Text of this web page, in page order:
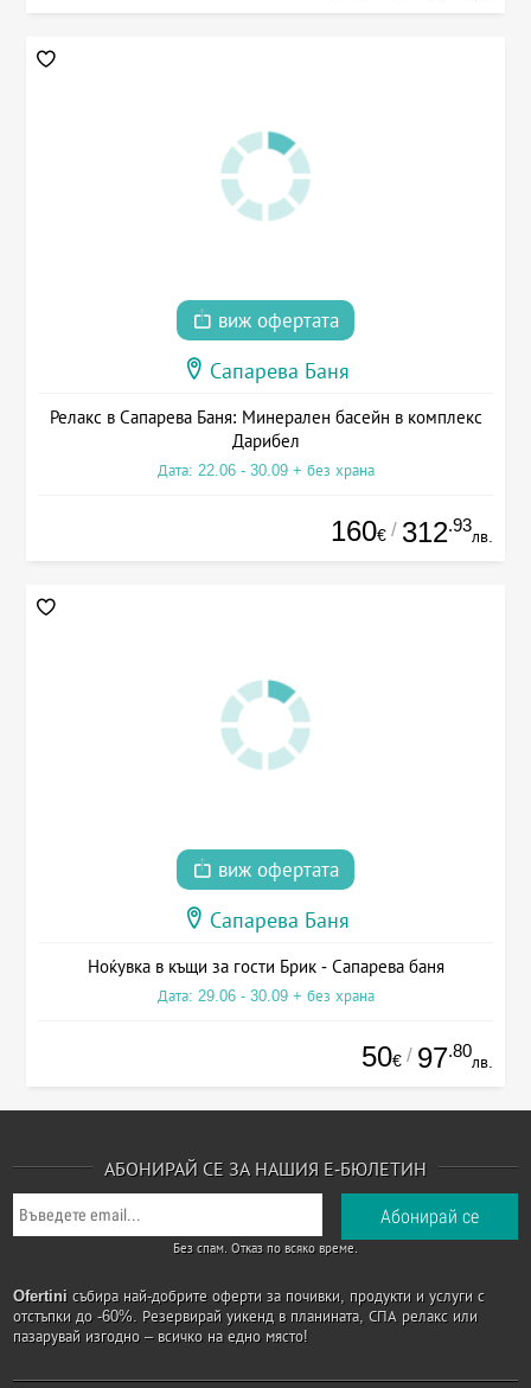
виж офертата
Сапарева Баня
Релакс в Сапарева Баня: Минерален басейн в комплекс
Дарибел
Дата: 22.06 - 30.09 + без храна
160€ / 312.93
лв.
виж офертата
Сапарева Баня
Ноќувка в къщи за гости Брик - Сапарева баня
Дата: 29.06 - 30.09 + без храна
50€ / 97.80
лв.
АБОНИРАЙ СЕ ЗА НАШИЯ Е-БЮЛЕТИН
Без спам. Отказ по всяко време.
Ofertini събира най-добрите оферти за почивки, продукти и услуги с
отстъпки до -60%. Резервирай уикенд в планината, СПА релакс или
пазарувай изгодно – всичко на едно място!